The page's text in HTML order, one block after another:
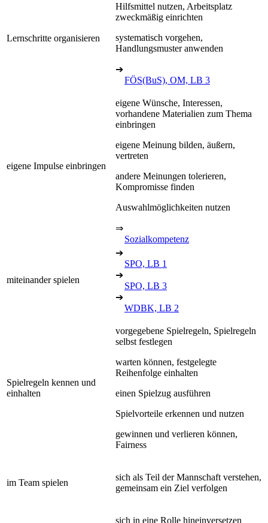
Lernschritte organisieren
Hilfsmittel nutzen, Arbeitsplatz
zweckmäßig einrichten
systematisch vorgehen,
Handlungsmuster anwenden
➔
FÖS(BuS), OM, LB 3
eigene Impulse einbringen
eigene Wünsche, Interessen,
vorhandene Materialien zum Thema
einbringen
eigene Meinung bilden, äußern,
vertreten
andere Meinungen tolerieren,
Kompromisse finden
Auswahlmöglichkeiten nutzen
⇒
Sozialkompetenz
miteinander spielen
➔
SPO, LB 1
➔
SPO, LB 3
➔
WDBK, LB 2
Spielregeln kennen und
einhalten
vorgegebene Spielregeln, Spielregeln
selbst festlegen
warten können, festgelegte
Reihenfolge einhalten
einen Spielzug ausführen
Spielvorteile erkennen und nutzen
gewinnen und verlieren können,
Fairness
im Team spielen
sich als Teil der Mannschaft verstehen,
gemeinsam ein Ziel verfolgen
sich in eine Rolle hineinversetzen